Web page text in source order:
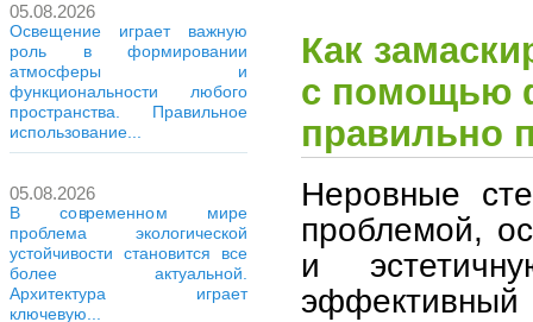
05.08.2026
Освещение играет важную
роль в формировании
атмосферы и
функциональности любого
пространства. Правильное
использование...
05.08.2026
В современном мире
проблема экологической
устойчивости становится все
более актуальной.
Архитектура играет
ключевую...
Как
с помощью
правильно
Неровные
проблемой,
и